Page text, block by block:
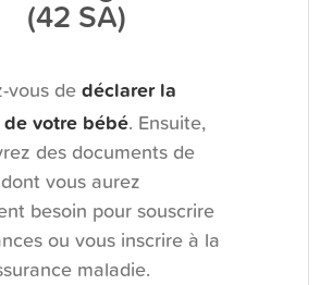
(42 SA)
vous dedéclarer la
votre bébé. Ensuite,
des documents de
vous aurez
besoin pour souscrire
ou vous inscrire à la
maladie.